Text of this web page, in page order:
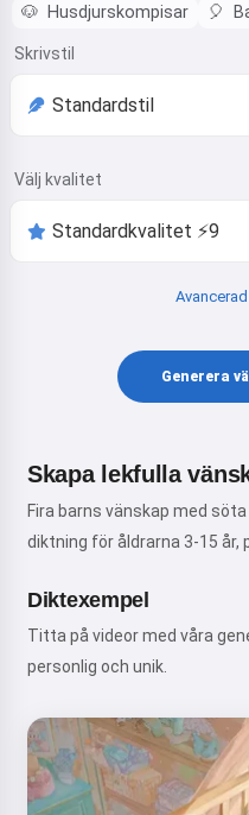
🐶 Husdjurskompisar 🎈
Skrivstil
Välj kvalitet
Generera
Skapa lekfulla
Fira barns vänskap med
diktning för åldrarna 3-15 år,
Diktexempel
Titta på videor med våra
personlig och unik.